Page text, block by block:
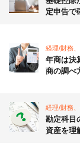
定申告で
経理/財務
年商は決
商の調べ
経理/財務
勘定科目
資産を理